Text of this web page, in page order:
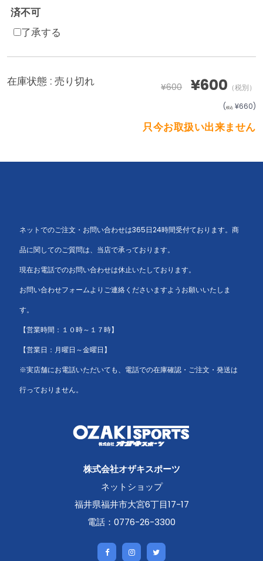
済不可
了承する
在庫状態 :売り切れ ¥600 ¥600 （税別）
(税込 ¥660)
只今お取扱い出来ません
ネットでのご注文・お問い合わせは365日24時間受付ております。商
品に関してのご質問は、当店で承っております。
現在お電話でのお問い合わせは休止いたしております。
お問い合わせフォームよりご連絡くださいますようお願いいたしま
す。
【営業時間：１０時～１７時】
【営業日：月曜日～金曜日】
※実店舗にお電話いただいても、電話での在庫確認・ご注文・発送は
行っておりません。
株式会社オザキスポーツ
ネットショップ
福井県福井市大宮6丁目17-17
電話：0776-26-3300